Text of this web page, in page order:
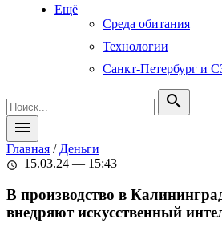
Ещё
Среда обитания
Технологии
Санкт-Петербург и
search
menu
Главная / Деньги
schedule 15.03.24 — 15:43
В производство в
внедряют искусственный